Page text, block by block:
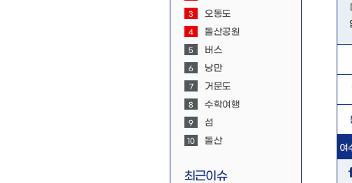
3 오동도
4 돌산공원
5 버스
6 낭만
7 거문도
8 수학여행
9 섬
10 돌산
최근이슈
여